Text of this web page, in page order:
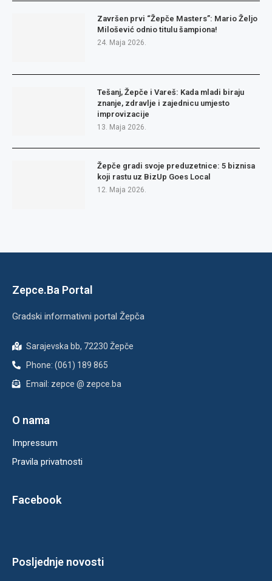
Završen prvi “Žepče Masters”: Mario Željo
Milošević odnio titulu šampiona!
24. Maja 2026.
Tešanj, Žepče i Vareš: Kada mladi biraju
znanje, zdravlje i zajednicu umjesto
improvizacije
13. Maja 2026.
Žepče gradi svoje preduzetnice: 5 biznisa
koji rastu uz BizUp Goes Local
12. Maja 2026.
Zepce.Ba Portal
Gradski informativni portal Žepča
Sarajevska bb, 72230 Žepče
Phone: (061) 189 865
Email: zepce @ zepce.ba
O nama
Impressum
Pravila privatnosti
Facebook
Posljednje novosti